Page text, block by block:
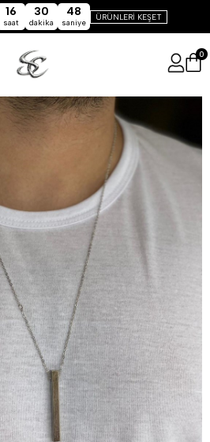
16
saat
30
dakika
48
saniye
ÜRÜNLERİ KEŞET
0